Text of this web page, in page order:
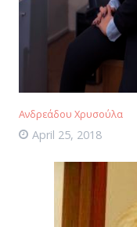
Ανδρεάδου Χρυσούλα
April 25, 2018